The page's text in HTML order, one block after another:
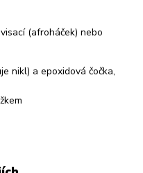
(afroháček) nebo
nikl) a epoxidová čočka,